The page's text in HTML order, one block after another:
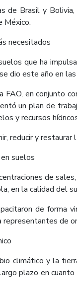
de Brasil y
México.
necesitados
que ha
dio este año en
FAO, en conjunto
un plan de
y recursos
reducir y
suelos
de
en la calidad del
de forma
de
climático y la
plazo en